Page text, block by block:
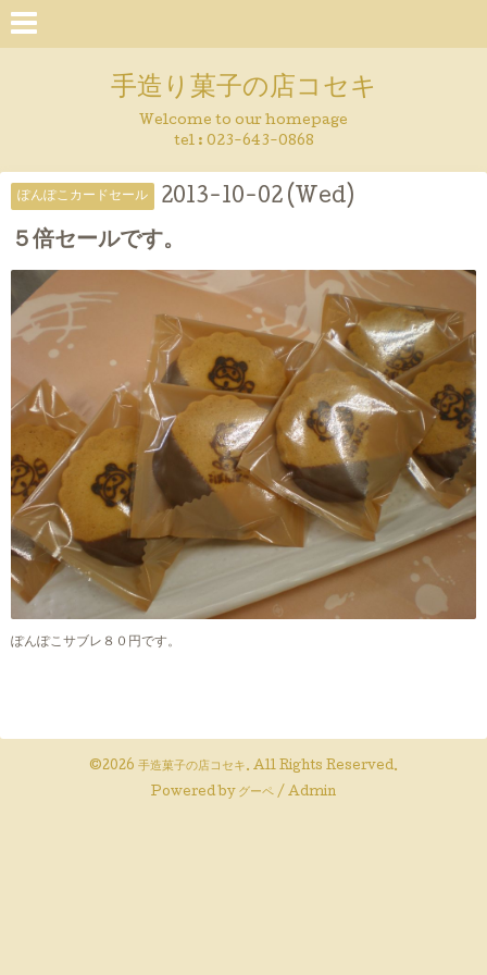
手造り菓子の店コセキ
Welcome to our homepage
tel : 023-643-0868
ぽんぽこカードセール 2013-10-02 (Wed)
５倍セールです。
ぽんぽこサブレ８０円です。
©2026 手造菓子の店コセキ. All Rights Reserved.
Powered by グーペ / Admin